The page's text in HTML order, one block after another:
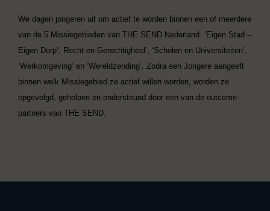
We dagen jongeren uit om actief te worden binnen een of meerdere
van de 5 Missiegebieden van THE SEND Nederland. ‘Eigen Stad –
Eigen Dorp’, Recht en Gerechtigheid’, ‘Scholen en Universiteiten’,
‘Werkomgeving’ en ‘Wereldzending’. Zodra een Jongere aangeeft
binnen welk Missiegebied ze actief willen worden, worden ze
opgevolgd, geholpen en ondersteund door een van de outcome-
partners van THE SEND.